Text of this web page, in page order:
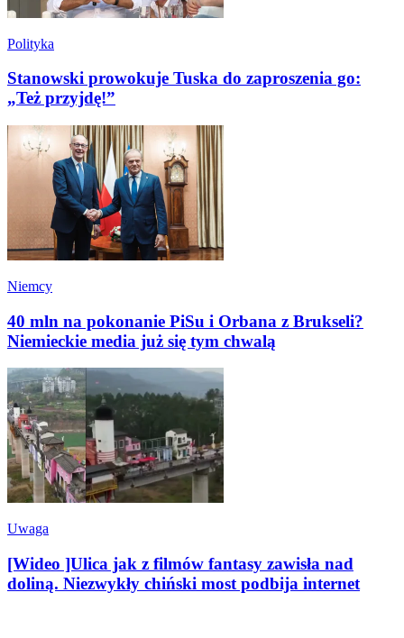
Polityka
Stanowski prowokuje Tuska do zaproszenia go:
„Też przyjdę!”
Niemcy
40 mln na pokonanie PiSu i Orbana z Brukseli?
Niemieckie media już się tym chwalą
Uwaga
[Wideo ]Ulica jak z filmów fantasy zawisła nad
doliną. Niezwykły chiński most podbija internet